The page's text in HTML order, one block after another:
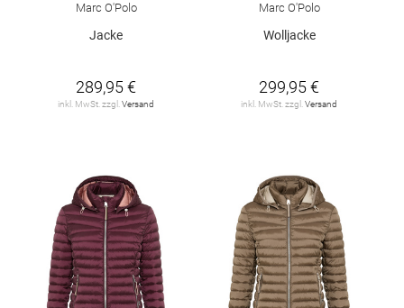
Marc O'Polo
Jacke
289,95 €
inkl. MwSt. zzgl.Versand
Marc O'Polo
Wolljacke
299,95 €
inkl. MwSt. zzgl.Versand